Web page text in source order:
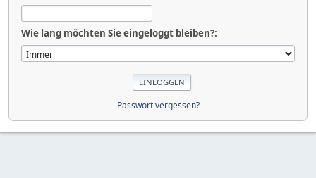
Wie lang möchten Sie eingeloggt bleiben?:
Passwort vergessen?